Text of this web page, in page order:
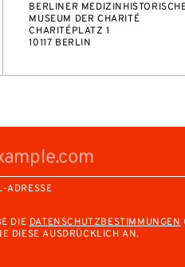
BERLINER
MUSEUM DER CHARITÉ
CHARITÉPLATZ 1
10117 BERLIN
ADRESSE
DIEDATENSCHUTZBESTIMMUNGEN
DIESE AUSDRÜCKLICH AN.